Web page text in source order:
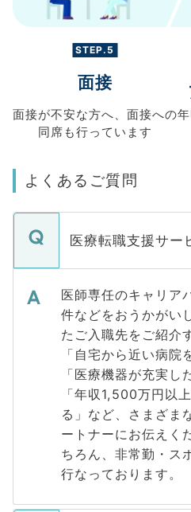
STEP.5
面接
面接が不安な方へ、 面接への
同席も行っています
よくあるご質問
医療転職支援サー
医師専任のキャリア
件などをおうかがい
たご入職先をご紹介
「自宅から近い病院
「医療機器が充実し
「年収1,500万円以
る」など、さまざま
ートナーにお伝えく
ちろん、非常勤・ス
行なっております。